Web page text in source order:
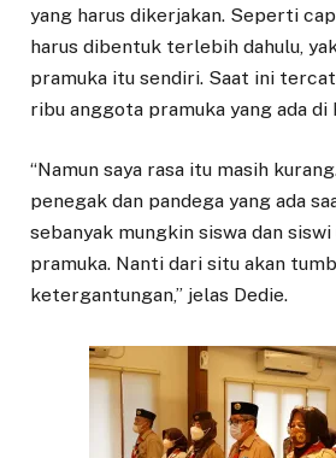
yang harus dikerjakan. Seperti
harus dibentuk terlebih dahulu,
pramuka itu sendiri. Saat ini
ribu anggota pramuka yang ada di
“Namun saya rasa itu masih
penegak dan pandega yang ada
sebanyak mungkin siswa dan
pramuka. Nanti dari situ akan
ketergantungan,” jelas Dedie.